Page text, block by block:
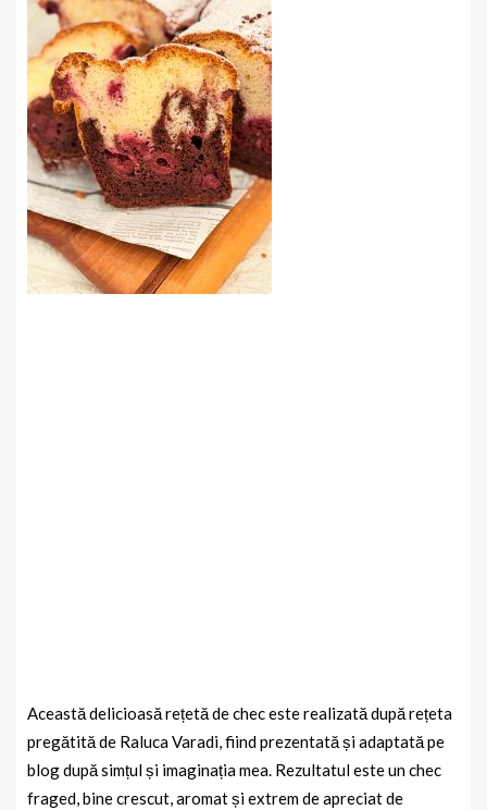
Această delicioasă rețetă de chec este realizată după rețeta
pregătită de Raluca Varadi, fiind prezentată și adaptată pe
blog după simțul și imaginația mea. Rezultatul este un chec
fraged, bine crescut, aromat și extrem de apreciat de